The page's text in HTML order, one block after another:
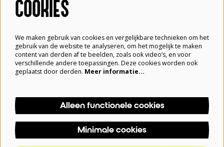
Aanmelden
Deze site wordt beschermd door reCAPTCHA, dataverwerking gebeurt in overeenstemming met deCloud Data Processing Addendum van Google.
COOKIES
We maken gebruik van cookies en vergelijkbare technieken om het
gebruik van de website te analyseren, om het mogelijk te maken
content van derden af te beelden, zoals ook video’s, en voor
verschillende andere toepassingen. Deze cookies worden ook
geplaatst door derden. Meer informatie…
Alleen functionele cookies
Minimale cookies